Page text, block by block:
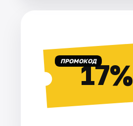
ПРОМОКОД17%